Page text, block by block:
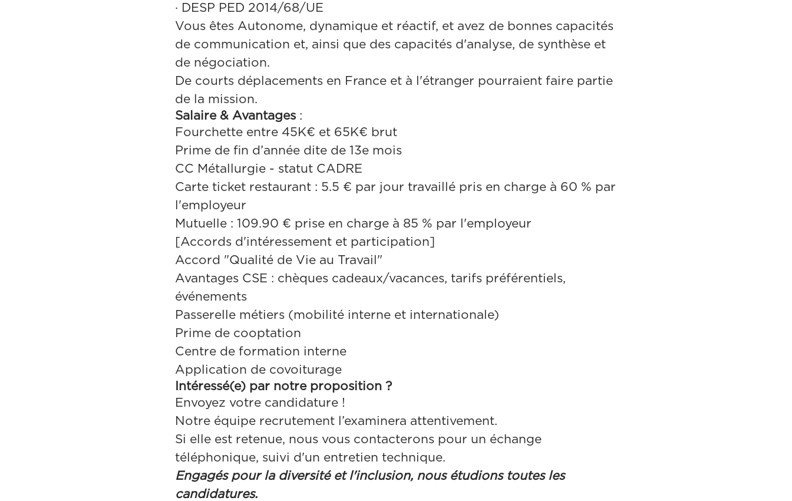
· DESP PED 2014/68/UE
Vous êtes Autonome, dynamique et réactif, et avez de bonnes capacités
de communication et, ainsi que des capacités d'analyse, de synthèse et
de négociation.
De courts déplacements en France et à l'étranger pourraient faire partie
de la mission.
Salaire & Avantages :
Fourchette entre 45K€ et 65K€ brut
Prime de fin d’année dite de 13e mois
CC Métallurgie - statut CADRE
Carte ticket restaurant : 5.5 € par jour travaillé pris en charge à 60 % par
l'employeur
Mutuelle : 109.90 € prise en charge à 85 % par l'employeur
[Accords d'intéressement et participation]
Accord "Qualité de Vie au Travail"
Avantages CSE : chèques cadeaux/vacances, tarifs préférentiels,
événements
Passerelle métiers (mobilité interne et internationale)
Prime de cooptation
Centre de formation interne
Application de covoiturage
Intéressé(e) par notre proposition ?
Envoyez votre candidature !
Notre équipe recrutement l’examinera attentivement.
Si elle est retenue, nous vous contacterons pour un échange
téléphonique, suivi d'un entretien technique.
Engagés pour la diversité et l'inclusion, nous étudions toutes les
candidatures.